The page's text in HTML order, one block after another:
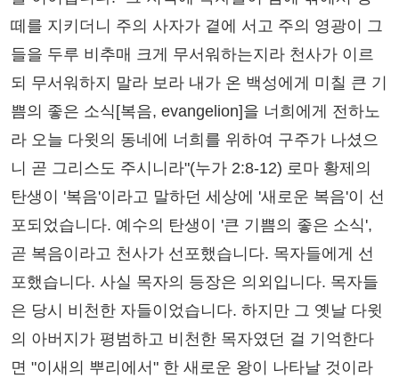
떼를 지키더니 주의 사자가 곁에 서고 주의 영광이 그
들을 두루 비추매 크게 무서워하는지라 천사가 이르
되 무서워하지 말라 보라 내가 온 백성에게 미칠 큰 기
쁨의 좋은 소식[복음, evangelion]을 너희에게 전하노
라 오늘 다윗의 동네에 너희를 위하여 구주가 나셨으
니 곧 그리스도 주시니라"(누가 2:8-12) 로마 황제의
탄생이 '복음'이라고 말하던 세상에 '새로운 복음'이 선
포되었습니다. 예수의 탄생이 '큰 기쁨의 좋은 소식',
곧 복음이라고 천사가 선포했습니다. 목자들에게 선
포했습니다. 사실 목자의 등장은 의외입니다. 목자들
은 당시 비천한 자들이었습니다. 하지만 그 옛날 다윗
의 아버지가 평범하고 비천한 목자였던 걸 기억한다
면 "이새의 뿌리에서" 한 새로운 왕이 나타날 것이라